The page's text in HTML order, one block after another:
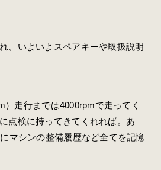
、いよいよスペアキーや取扱説明
）走行までは4000rpmで走ってく
点検に持ってきてくれれば。あ
マシンの整備履歴など全てを記憶